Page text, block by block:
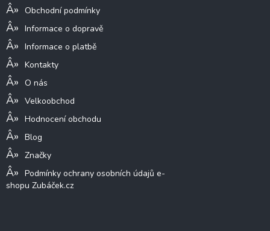
Obchodní podmínky
Informace o dopravě
Informace o platbě
Kontakty
O nás
Velkoobchod
Hodnocení obchodu
Blog
Značky
Podmínky ochrany osobních údajů e-
shopu Zubáček.cz